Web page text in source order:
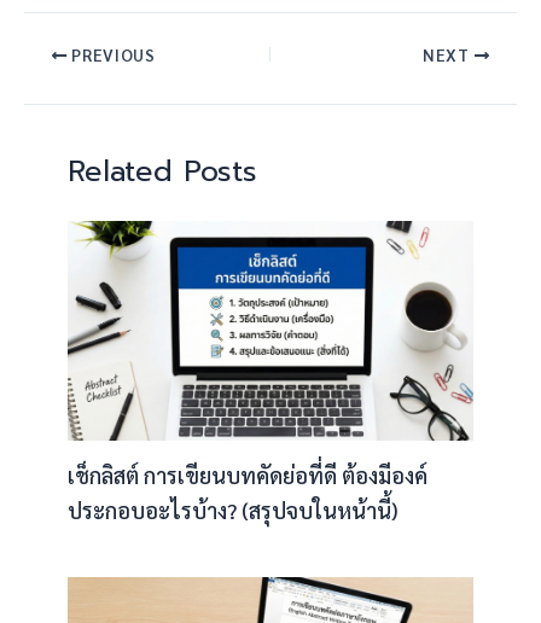
PREVIOUS NEXT
Related Posts
เช็กลิสต์ การเขียนบทคัดย่อที่ดี ต้องมีองค์
ประกอบอะไรบ้าง? (สรุปจบในหน้านี้)